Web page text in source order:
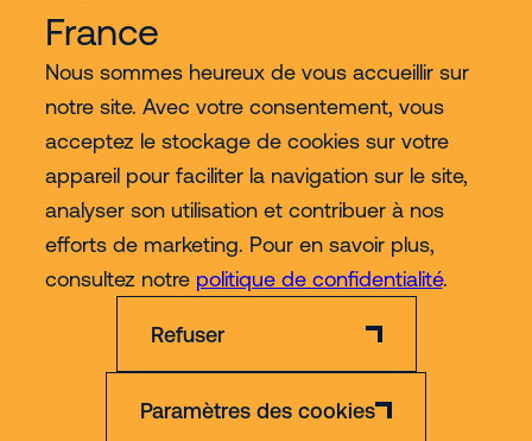
France
Nous sommes heureux de vous accueillir sur
notre site. Avec votre consentement, vous
acceptez le stockage de cookies sur votre
appareil pour faciliter la navigation sur le site,
analyser son utilisation et contribuer à nos
efforts de marketing. Pour en savoir plus,
consultez notre politique de confidentialité.
Refuser
Paramètres des cookies
Services
Nous découvrir
Contact
Plus